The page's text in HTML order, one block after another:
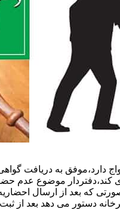
دارد،موفق به دریافت
کند،دفتردار موضوع عدم
که بعد از ارسال
دستور می دهد بعد از